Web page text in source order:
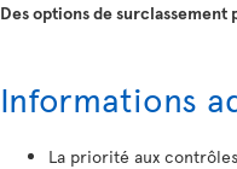
Des options de
Informations
La priorité aux